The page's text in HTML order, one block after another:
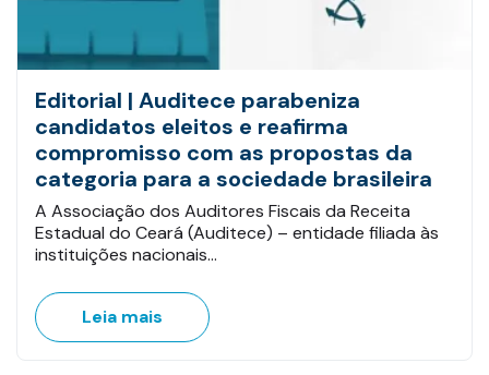
Editorial | Auditece parabeniza
candidatos eleitos e reafirma
compromisso com as propostas da
categoria para a sociedade brasileira
A Associação dos Auditores Fiscais da Receita
Estadual do Ceará (Auditece) – entidade filiada às
instituições nacionais…
Leia mais